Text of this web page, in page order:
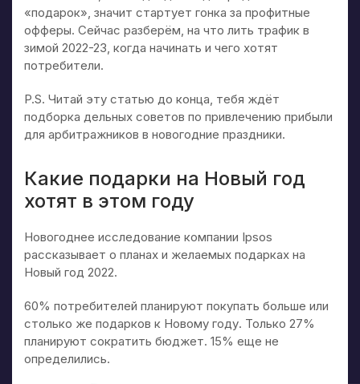
«подарок», значит стартует гонка за профитные
офферы. Сейчас разберём, на что лить трафик в
зимой 2022-23, когда начинать и чего хотят
потребители.
P.S. Читай эту статью до конца, тебя ждёт
подборка дельных советов по привлечению прибыли
для арбитражников в новогодние праздники.
Какие подарки на Новый год
хотят в этом году
Новогоднее исследование компании Ipsos
рассказывает о планах и желаемых подарках на
Новый год 2022.
60% потребителей планируют покупать больше или
столько же подарков к Новому году. Только 27%
планируют сократить бюджет. 15% еще не
определились.